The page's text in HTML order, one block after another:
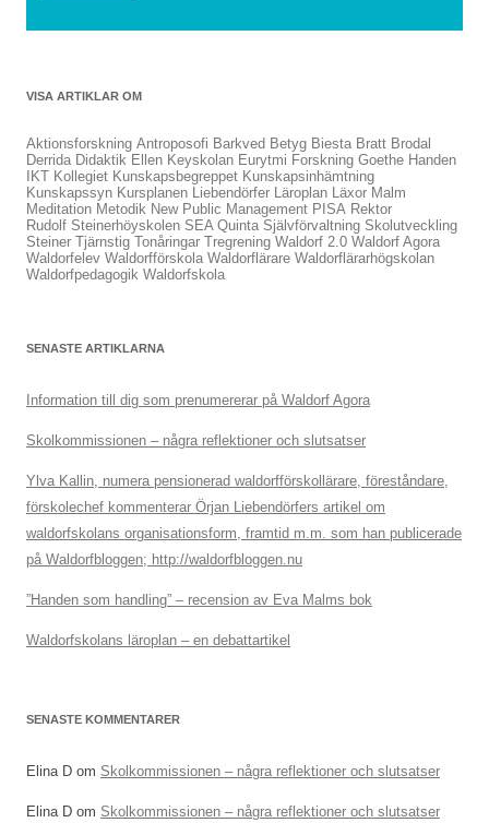
VISA ARTIKLAR OM
Aktionsforskning Antroposofi Barkved Betyg Biesta Bratt Brodal
Derrida Didaktik Ellen Keyskolan Eurytmi Forskning Goethe Handen
IKT Kollegiet Kunskapsbegreppet Kunskapsinhämtning
Kunskapssyn Kursplanen Liebendörfer Läroplan Läxor Malm
Meditation Metodik New Public Management PISA Rektor
Rudolf Steinerhöyskolen SEA Quinta Självförvaltning Skolutveckling
Steiner Tjärnstig Tonåringar Tregrening Waldorf 2.0 Waldorf Agora
Waldorfelev Waldorfförskola Waldorflärare Waldorflärarhögskolan
Waldorfpedagogik Waldorfskola
SENASTE ARTIKLARNA
Information till dig som prenumererar på Waldorf Agora
Skolkommissionen – några reflektioner och slutsatser
Ylva Kallin, numera pensionerad waldorfförskollärare, föreståndare,
förskolechef kommenterar Örjan Liebendörfers artikel om
waldorfskolans organisationsform, framtid m.m. som han publicerade
på Waldorfbloggen; http://waldorfbloggen.nu
”Handen som handling” – recension av Eva Malms bok
Waldorfskolans läroplan – en debattartikel
SENASTE KOMMENTARER
Elina D om Skolkommissionen – några reflektioner och slutsatser
Elina D om Skolkommissionen – några reflektioner och slutsatser